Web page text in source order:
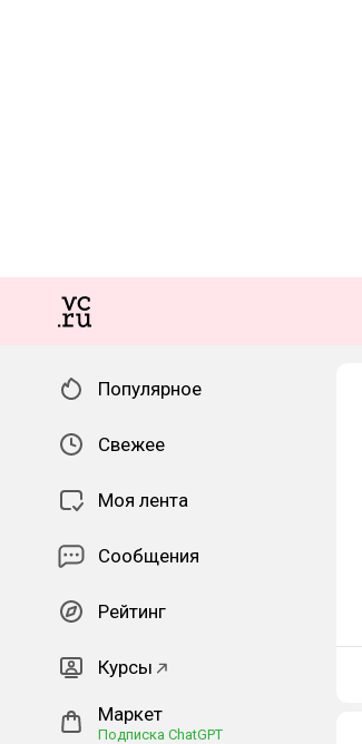
Популярное
Свежее
Моя лента
Сообщения
Рейтинг
Курсы
Маркет
Подписка ChatGPT